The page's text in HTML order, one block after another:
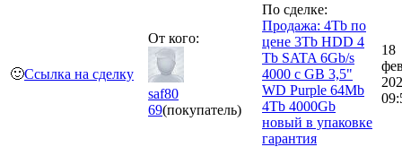
🙂Ссылка на сделку
От кого:
saf80
69(покупатель)
По сделке:
Продажа: 4Tb по
цене 3Tb HDD 4
Tb SATA 6Gb/s
4000 c GB 3,5"
WD Purple 64Mb
4Tb 4000Gb
новый в упаковке
гарантия
18